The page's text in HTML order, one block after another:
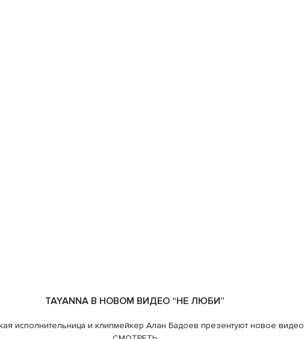
TAYANNA В НОВОМ ВИДЕО “НЕ ЛЮБИ”
исполнительница и клипмейкер Алан Бадоев презентуют новое видео